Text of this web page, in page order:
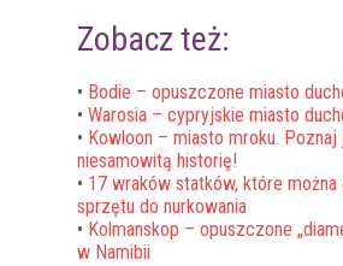
Zobacz też:
• Bodie – opuszczone miasto
• Warosia – cypryjskie miasto
• Kowloon – miasto mroku. Poznaj
niesamowitą historię!
• 17 wraków statków, które można
sprzętu do nurkowania
• Kolmanskop – opuszczone
w Namibii